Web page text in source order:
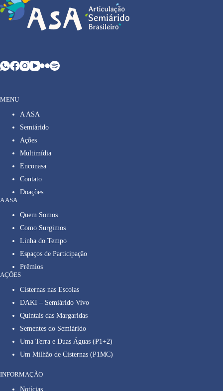
MENU
A ASA
Semiárido
Ações
Multimídia
Enconasa
Contato
Doações
A ASA
Quem Somos
Como Surgimos
Linha do Tempo
Espaços de Participação
Prêmios
AÇÕES
Cisternas nas Escolas
DAKI – Semiárido Vivo
Quintais das Margaridas
Sementes do Semiárido
Uma Terra e Duas Águas (P1+2)
Um Milhão de Cisternas (P1MC)
INFORMAÇÃO
Notícias